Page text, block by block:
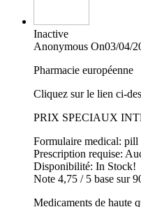
Inactive
Anonymous On03/04/
Pharmacie européenne
Cliquez sur le lien ci-
PRIX SPECIAUX
Formulaire medical: pill
Prescription requise:
Disponibilité: In Stock!
Note 4,75 / 5 base sur
Medicaments de haute